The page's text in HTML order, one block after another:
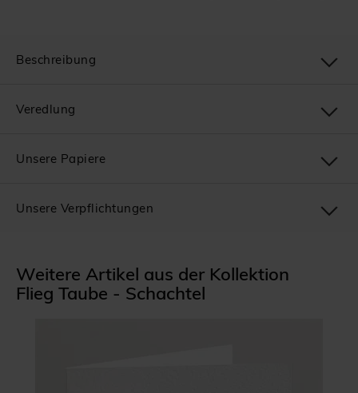
Weitere Artikel aus der Kollektion
Flieg Taube - Schachtel
Beschreibung
Veredlung
Unsere Papiere
Unsere Verpflichtungen